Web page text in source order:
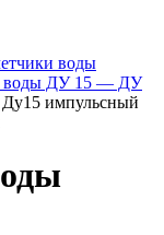
воды
воды ДУ 15 — ДУ
импульсный